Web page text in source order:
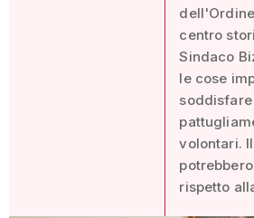
centro
Sindaco
le cose
volontari.
rispetto